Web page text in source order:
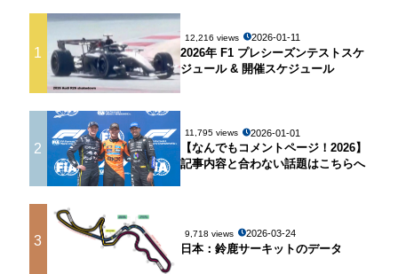
1
12,216 views 2026-01-11
2026年 F1 プレシーズンテストスケ
ジュール & 開催スケジュール
2
11,795 views 2026-01-01
【なんでもコメントページ！2026】
記事内容と合わない話題はこちらへ
3 9,718 views 2026-03-24
日本：鈴鹿サーキットのデータ